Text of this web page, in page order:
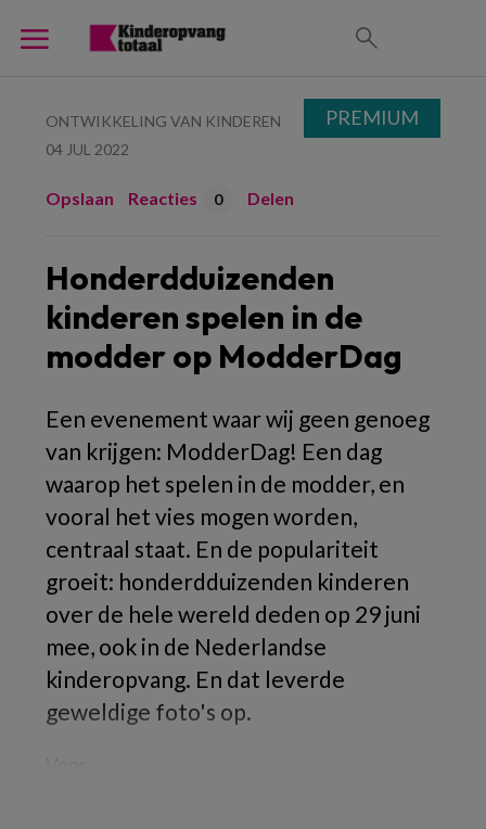
ONTWIKKELING VAN KINDEREN
04 JUL 2022
Opslaan Reacties 0 Delen
Honderdduizenden
kinderen spelen in de
modder op ModderDag
Een evenement waar wij geen genoeg
van krijgen: ModderDag! Een dag
waarop het spelen in de modder, en
vooral het vies mogen worden,
centraal staat. En de populariteit
groeit: honderdduizenden kinderen
over de hele wereld deden op 29 juni
mee, ook in de Nederlandse
kinderopvang. En dat leverde
geweldige foto's op.
PREMIUM